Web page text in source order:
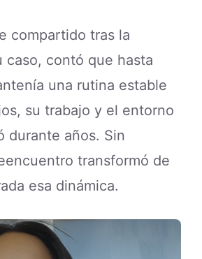
compartido tras la
caso, contó que hasta
una rutina estable
su trabajo y el entorno
durante años. Sin
transformó de
esa dinámica.